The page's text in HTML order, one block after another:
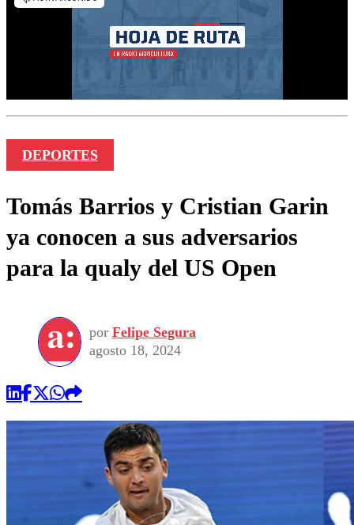
DEPORTES
Tomás Barrios y Cristian Garin
ya conocen a sus adversarios
para la qualy del US Open
por Felipe Segura
agosto 18, 2024